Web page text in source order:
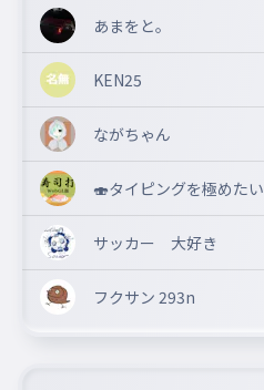
あまをと。
KEN25
ながちゃん
🍣タイピングを極めたい
サッカー 大好き
フクサン 293n